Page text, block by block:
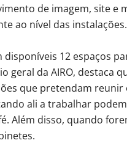
de imagem, site
ao nível das instalações.
disponíveis 12 espaços
geral da AIRO, destaca
que pretendam
ali a trabalhar
Além disso, quando